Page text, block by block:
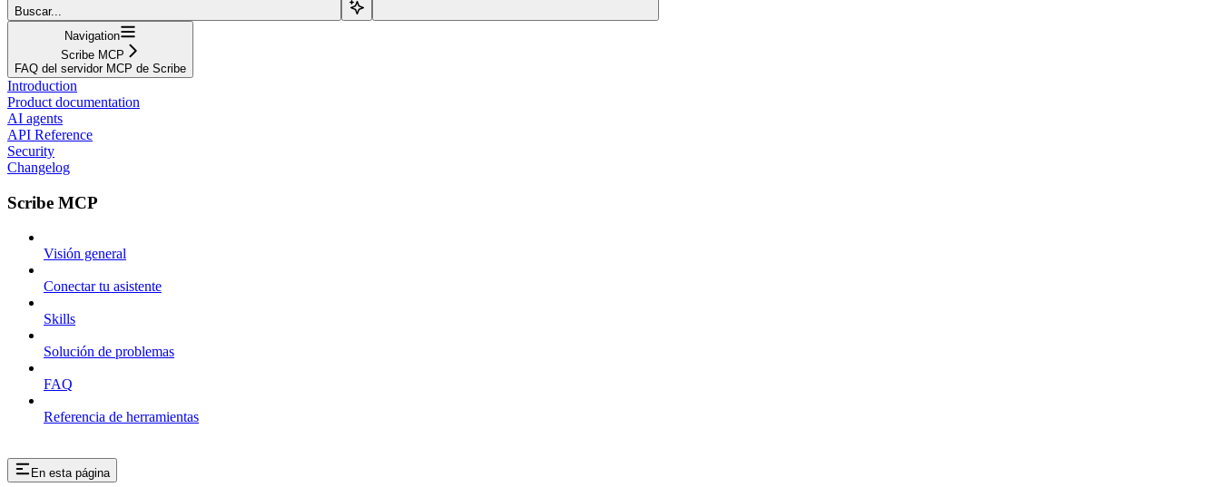
Buscar...
Navigation
Scribe MCP
FAQ del servidor MCP de Scribe
Introduction
Product documentation
AI agents
API Reference
Security
Changelog
Scribe MCP
Visión general
Conectar tu asistente
Skills
Solución de problemas
FAQ
Referencia de herramientas
En esta página